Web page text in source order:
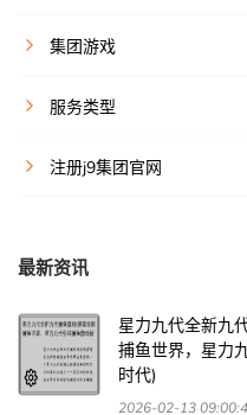
集团游戏
服务类型
注册j9集团官网
最新资讯
星力九代全新九
捕鱼世界，星力
时代)
2026-02-13